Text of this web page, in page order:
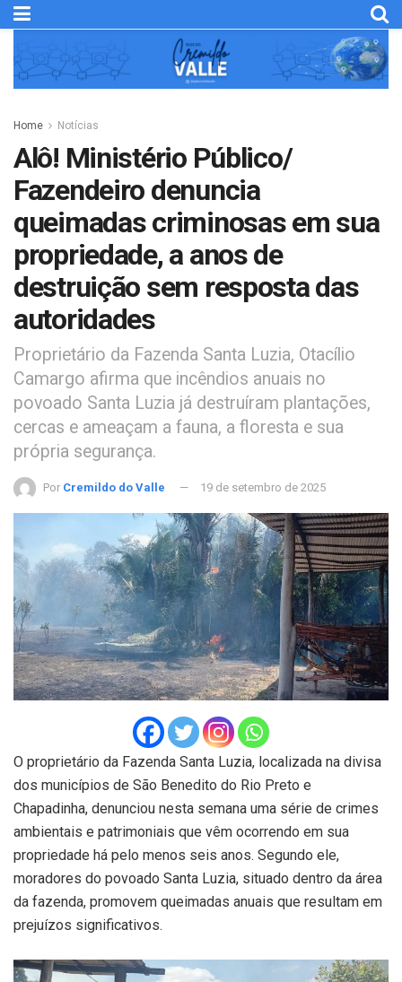
Home Notícias
Alô! Ministério Público/
Fazendeiro denuncia
queimadas criminosas em sua
propriedade, a anos de
destruição sem resposta das
autoridades
Proprietário da Fazenda Santa Luzia, Otacílio
Camargo afirma que incêndios anuais no
povoado Santa Luzia já destruíram plantações,
cercas e ameaçam a fauna, a floresta e sua
própria segurança.
Por Cremildo do Valle 19 de setembro de 2025
O proprietário da Fazenda Santa Luzia, localizada na divisa
dos municípios de São Benedito do Rio Preto e
Chapadinha, denunciou nesta semana uma série de crimes
ambientais e patrimoniais que vêm ocorrendo em sua
propriedade há pelo menos seis anos. Segundo ele,
moradores do povoado Santa Luzia, situado dentro da área
da fazenda, promovem queimadas anuais que resultam em
prejuízos significativos.